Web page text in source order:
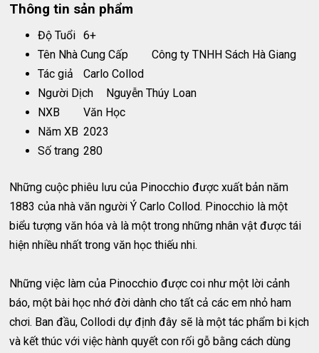
Thông tin sản phẩm
Độ Tuổi
6+
Tên Nhà Cung Cấp
Công ty TNHH Sách Hà Giang
Tác giả
Carlo Collod
Người Dịch
Nguyễn Thúy Loan
NXB
Văn Học
Năm XB 2023
Số trang 280
Những cuộc phiêu lưu của Pinocchio được xuất bản năm
1883 của nhà văn người Ý Carlo Collod. Pinocchio là một
biểu tượng văn hóa và là một trong những nhân vật được tái
hiện nhiều nhất trong văn học thiếu nhi.
Những việc làm của Pinocchio được coi như một lời cảnh
báo, một bài học nhớ đời dành cho tất cả các em nhỏ ham
chơi. Ban đầu, Collodi dự định đây sẽ là một tác phẩm bi kịch
và kết thúc với việc hành quyết con rối gỗ bằng cách dùng